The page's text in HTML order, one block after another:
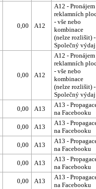
0,00 A12
A12 - Pronájem
reklamních
- vše nebo
kombinace
(nelze rozlišit) -
Společný výdaj
0,00 A12
A12 - Pronájem
reklamních
- vše nebo
kombinace
(nelze rozlišit) -
Společný výdaj
0,00 A13
A13 -
na Facebooku
0,00 A13
A13 -
na Facebooku
0,00 A13
A13 -
na Facebooku
0,00 A13
A13 -
na Facebooku
0,00 A13
A13 -
na Facebooku